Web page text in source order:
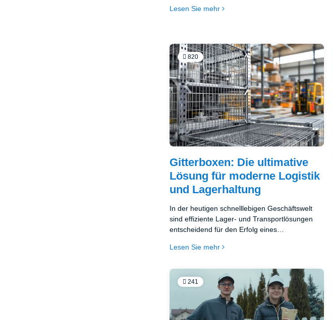
Lesen Sie mehr
820
Gitterboxen: Die ultimative
Lösung für moderne Logistik
und Lagerhaltung
In der heutigen schnelllebigen Geschäftswelt
sind effiziente Lager- und Transportlösungen
entscheidend für den Erfolg eines
vielseitigsten Optionen in der Logistikbranche
Gitterbehälter oder Stapelgitterboxen. Diese
robusten Metallbehälter haben sich als
unverzichtbare Werkzeuge in verschiedenen
Industriezweigen etabliert und bieten eine
Kombination aus Haltbarkeit, Flexibilität und
Lesen Sie mehr
241